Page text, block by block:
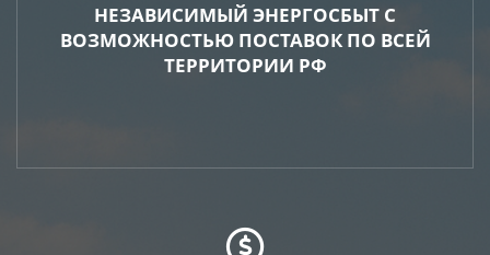
НЕЗАВИСИМЫЙ ЭНЕРГОСБЫТ С
ВОЗМОЖНОСТЬЮ ПОСТАВОК ПО ВСЕЙ
ТЕРРИТОРИИ РФ